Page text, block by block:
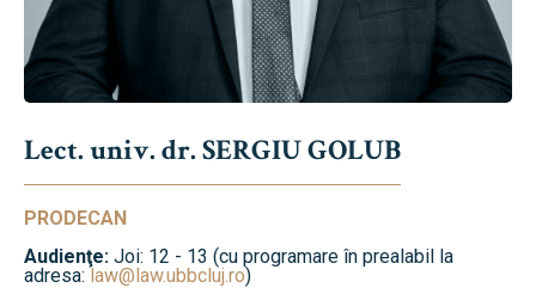
Lect. univ. dr. SERGIU GOLUB
PRODECAN
Audienţe: Joi: 12 - 13 (cu programare în prealabil la
adresa:law@law.ubbcluj.ro)